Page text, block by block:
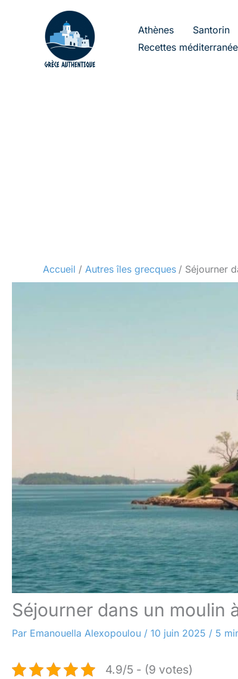
Athènes Santorin
Recettes
Accueil Autres îles grecques Séjourner
Séjourner dans un moulin
Par Emanouella Alexopoulou / 10 juin 2025 / 5
4.9/5 - (9 votes)